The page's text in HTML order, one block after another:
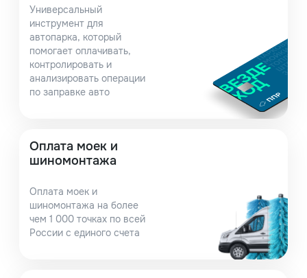
Универсальный
инструмент для
автопарка, который
помогает оплачивать,
контролировать и
анализировать операции
по заправке авто
Оплата моек и
шиномонтажа
Оплата моек и
шиномонтажа на более
чем 1 000 точках по всей
России с единого счета